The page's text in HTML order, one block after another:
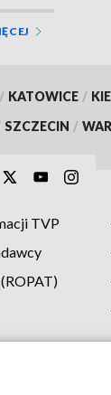
/ KATOWICE /
SZCZECIN /
TVP